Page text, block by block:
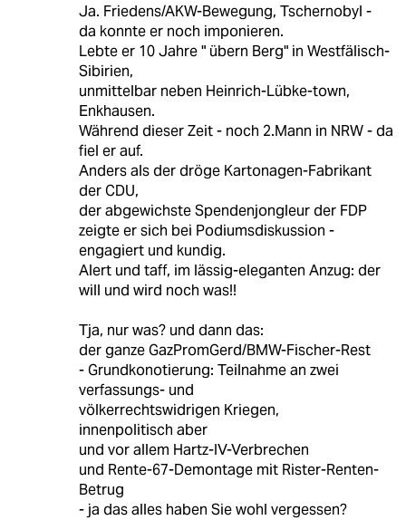
Ja. Friedens/AKW-Bewegung, Tschernobyl -
da konnte er noch imponieren.
Lebte er 10 Jahre " übern Berg" in Westfälisch-
Sibirien,
unmittelbar neben Heinrich-Lübke-town,
Enkhausen.
Während dieser Zeit - noch 2.Mann in NRW - da
fiel er auf.
Anders als der dröge Kartonagen-Fabrikant
der CDU,
der abgewichste Spendenjongleur der FDP
zeigte er sich bei Podiumsdiskussion -
engagiert und kundig.
Alert und taff, im lässig-eleganten Anzug: der
will und wird noch was!!
Tja, nur was? und dann das:
der ganze GazPromGerd/BMW-Fischer-Rest
- Grundkonotierung: Teilnahme an zwei
verfassungs- und
völkerrechtswidrigen Kriegen,
innenpolitisch aber
und vor allem Hartz-IV-Verbrechen
und Rente-67-Demontage mit Rister-Renten-
Betrug
- ja das alles haben Sie wohl vergessen?